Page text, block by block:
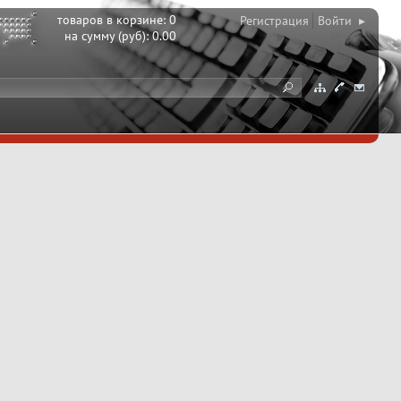
товаров в корзине:0
на сумму (руб):0.00
Регистрация Войти ▸